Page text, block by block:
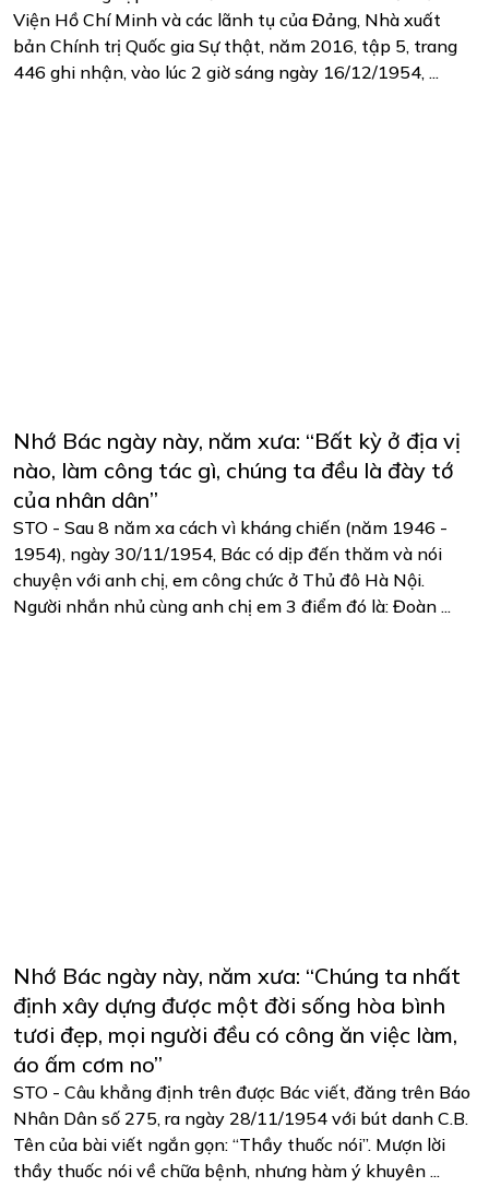
Viện Hồ Chí Minh và các lãnh tụ của Đảng, Nhà xuất
bản Chính trị Quốc gia Sự thật, năm 2016, tập 5, trang
446 ghi nhận, vào lúc 2 giờ sáng ngày 16/12/1954, ...
Nhớ Bác ngày này, năm xưa: “Bất kỳ ở địa vị
nào, làm công tác gì, chúng ta đều là đày tớ
của nhân dân”
STO - Sau 8 năm xa cách vì kháng chiến (năm 1946 -
1954), ngày 30/11/1954, Bác có dịp đến thăm và nói
chuyện với anh chị, em công chức ở Thủ đô Hà Nội.
Người nhắn nhủ cùng anh chị em 3 điểm đó là: Đoàn ...
Nhớ Bác ngày này, năm xưa: “Chúng ta nhất
định xây dựng được một đời sống hòa bình
tươi đẹp, mọi người đều có công ăn việc làm,
áo ấm cơm no”
STO - Câu khẳng định trên được Bác viết, đăng trên Báo
Nhân Dân số 275, ra ngày 28/11/1954 với bút danh C.B.
Tên của bài viết ngắn gọn: “Thầy thuốc nói”. Mượn lời
thầy thuốc nói về chữa bệnh, nhưng hàm ý khuyên ...